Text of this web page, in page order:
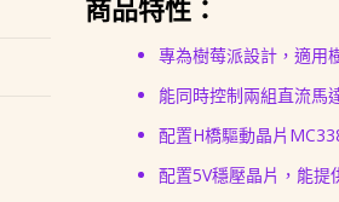
商品特性：
專為樹莓派設計，適
能同時控制兩組直流馬
配置H橋驅動晶片
配置5V穩壓晶片，能提